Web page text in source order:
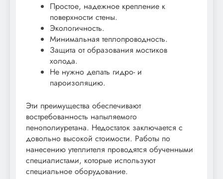
Простое, надежное крепление к
поверхности стены.
Экологичность.
Минимальная теплопроводность.
Защита от образования мостиков
холода.
Не нужно делать гидро- и
пароизоляцию.
Эти преимущества обеспечивают
востребованность напыляемого
пенополиуретана. Недостаток заключается с
довольно высокой стоимости. Работы по
нанесению утеплителя проводятся обученными
специалистами, которые используют
специальное оборудование.